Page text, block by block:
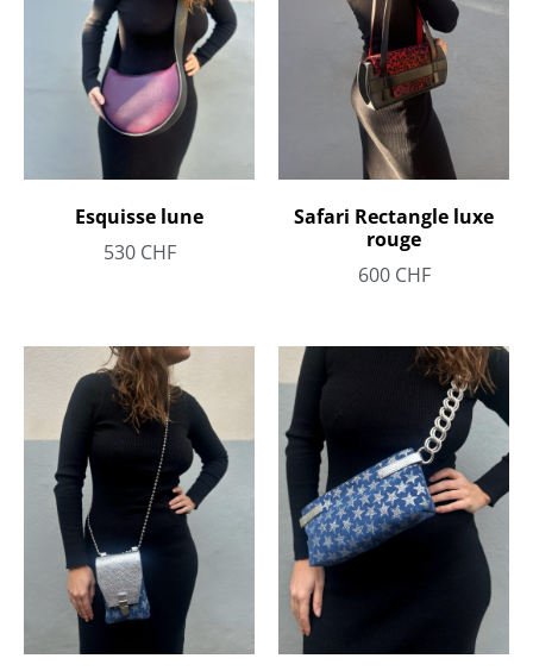
Esquisse lune
530 CHF
Safari Rectangle luxe
rouge
600 CHF